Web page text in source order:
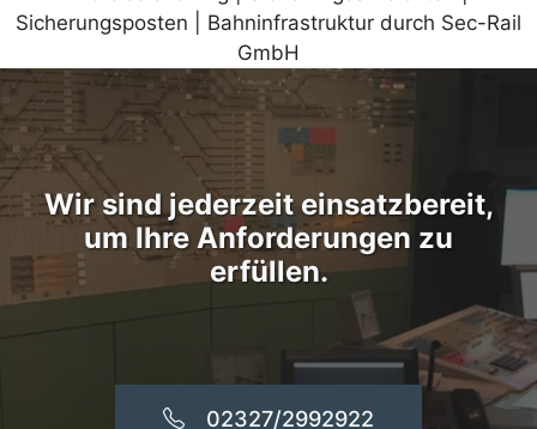
Wir sind jederzeit einsatzbereit,
um Ihre Anforderungen zu
erfüllen.
02327/2992922